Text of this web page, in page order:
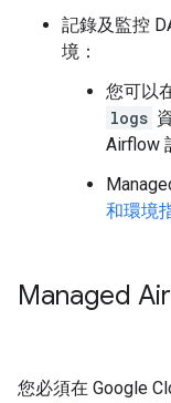
記錄及監控
境：
您可以
logs
Airflow
和環境
Managed
您必須在 Google